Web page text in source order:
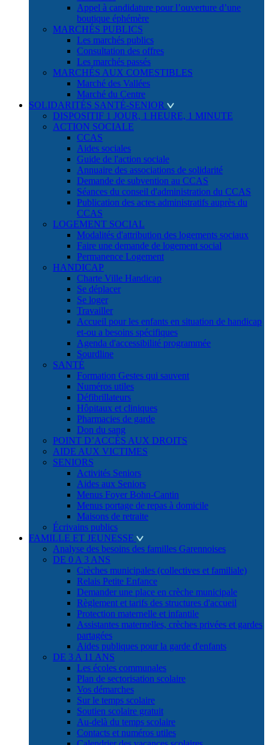
Appel à candidature pour l’ouverture d’une
boutique éphémère
MARCHÉS PUBLICS
Les marchés publics
Consultation des offres
Les marchés passés
MARCHÉS AUX COMESTIBLES
Marché des Vallées
Marché du Centre
SOLIDARITÉS SANTÉ-SENIOR
DISPOSITIF 1 JOUR, 1 HEURE, 1 MINUTE
ACTION SOCIALE
CCAS
Aides sociales
Guide de l'action sociale
Annuaire des associations de solidarité
Demande de subvention au CCAS
Séances du conseil d'administration du CCAS
Publication des actes administratifs auprès du
CCAS
LOGEMENT SOCIAL
Modalités d'attribution des logements sociaux
Faire une demande de logement social
Permanence Logement
HANDICAP
Charte Ville Handicap
Se déplacer
Se loger
Travailler
Accueil pour les enfants en situation de handicap
et-ou a besoins spécifiques
Agenda d'accessibilité programmée
Sourdline
SANTÉ
Formation Gestes qui sauvent
Numéros utiles
Défibrillateurs
Hôpitaux et cliniques
Pharmacies de garde
Don du sang
POINT D’ACCÈS AUX DROITS
AIDE AUX VICTIMES
SENIORS
Activités Seniors
Aides aux Seniors
Menus Foyer Bohn-Cantin
Menus portage de repas à domicile
Maisons de retraite
Écrivains publics
FAMILLE ET JEUNESSE
Analyse des besoins des familles Garennoises
DE 0 A 3 ANS
Crèches municipales (collectives et familiale)
Relais Petite Enfance
Demander une place en crèche municipale
Règlement et tarifs des structures d'accueil
Protection maternelle et infantile
Assistantes maternelles, crèches privées et gardes
partagées
Aides publiques pour la garde d'enfants
DE 3 A 11 ANS
Les écoles communales
Plan de sectorisation scolaire
Vos démarches
Sur le temps scolaire
Soutien scolaire gratuit
Au-delà du temps scolaire
Contacts et numéros utiles